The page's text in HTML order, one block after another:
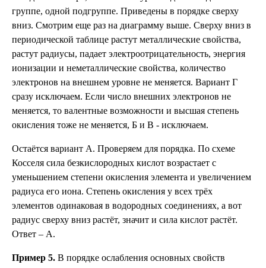
группе, одной подгруппе. Приведены в порядке сверху
вниз. Смотрим еще раз на диаграмму выше. Сверху вниз в
периодической таблице растут металлические свойства,
растут радиусы, падает электроотрицательность, энергия
ионизации и неметаллические свойства, количество
электронов на внешнем уровне не меняется. Вариант Г
сразу исключаем. Если число внешних электронов не
меняется, то валентные возможности и высшая степень
окисления тоже не меняется, Б и В - исключаем.
Остаётся вариант А. Проверяем для порядка. По схеме
Косселя сила безкислородных кислот возрастает с
уменьшением степени окисления элемента и увеличением
радиуса его иона. Степень окисления у всех трёх
элементов одинаковая в водородных соединениях, а вот
радиус сверху вниз растёт, значит и сила кислот растёт.
Ответ – А.
Пример 5. В порядке ослабления основных свойств